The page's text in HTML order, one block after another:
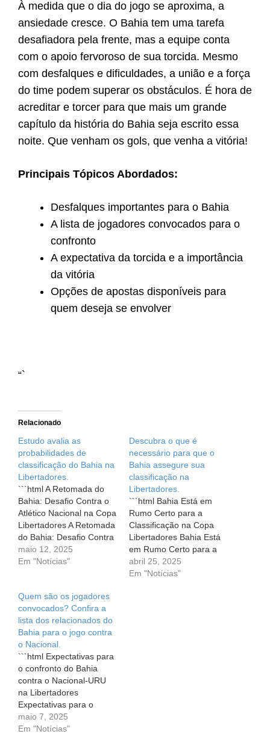
À medida que o dia do jogo se aproxima, a
ansiedade cresce. O Bahia tem uma tarefa
desafiadora pela frente, mas a equipe conta
com o apoio fervoroso de sua torcida. Mesmo
com desfalques e dificuldades, a união e a força
do time podem superar os obstáculos. É hora de
acreditar e torcer para que mais um grande
capítulo da história do Bahia seja escrito essa
noite. Que venham os gols, que venha a vitória!
Principais Tópicos Abordados:
Desfalques importantes para o Bahia
A lista de jogadores convocados para o
confronto
A expectativa da torcida e a importância
da vitória
Opções de apostas disponíveis para
quem deseja se envolver
“`
Relacionado
Estudo avalia as
probabilidades de
classificação do Bahia na
Libertadores.
```html A Retomada do
Bahia: Desafio Contra o
Atlético Nacional na Copa
Libertadores A Retomada
do Bahia: Desafio Contra
o Atlético Nacional na
Copa Libertadores O
profunda, provocando
emoções e despertando
esperanças. Para os
torcedores do Bahia, o
próximo desafio na…
maio 12, 2025
Em "Notícias"
Descubra o que é
necessário para que o
Bahia assegure sua
classificação na
Libertadores.
```html Bahia Está em
Rumo Certo para a
Classificação na Copa
Libertadores Bahia Está
em Rumo Certo para a
Classificação na Copa
Libertadores O coração
abril 25, 2025
Em "Notícias"
Quem são os jogadores
convocados? Confira a
lista dos relacionados do
Bahia para o jogo contra
o Nacional.
```html Expectativas para
o confronto do Bahia
contra o Nacional-URU
na Libertadores
Expectativas para o
confronto do Bahia contra
o Nacional-URU na
maio 7, 2025
Em "Notícias"